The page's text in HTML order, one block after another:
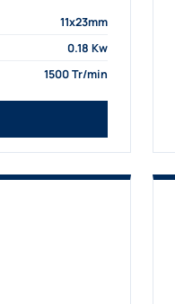
11x23mm
0.18 Kw
1500 Tr/min